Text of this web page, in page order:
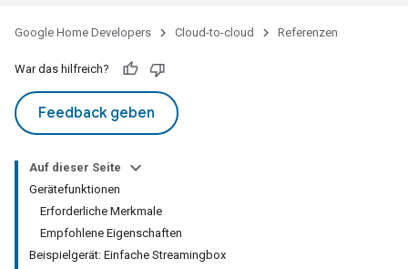
Google Home Developers Cloud-to-cloud Referenzen
War das hilfreich?
Feedback geben
Auf dieser Seite
Gerätefunktionen
Erforderliche Merkmale
Empfohlene Eigenschaften
Beispielgerät: Einfache Streamingbox